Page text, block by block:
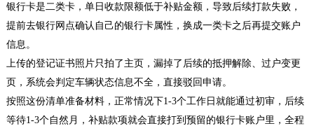
银行卡是二类卡，单日收款限额低于补贴金额，导致后续打款失败，
提前去银行网点确认自己的银行卡属性，换成一类卡之后再提交账户
信息。
上传的登记证书照片只拍了主页，漏掉了后续的抵押解除、过户变更
页，系统会判定车辆状态信息不全，直接驳回申请。
按照这份清单准备材料，正常情况下1-3个工作日就能通过初审，后续
等待1-3个自然月，补贴款项就会直接打到预留的银行卡账户里，全程